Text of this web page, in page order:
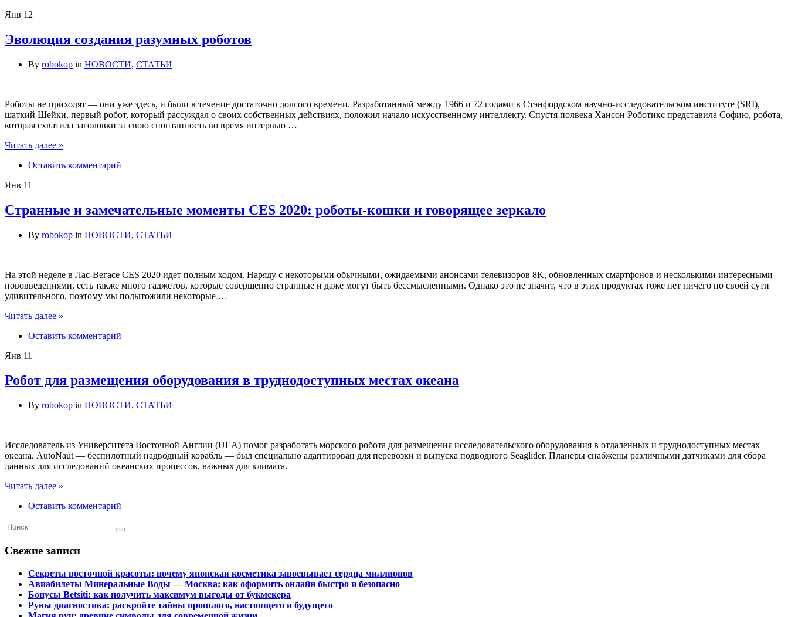
Янв 12
Эволюция создания разумных роботов
By robokop in НОВОСТИ, СТАТЬИ
Роботы не приходят — они уже здесь, и были в течение достаточно долгого времени. Разработанный между 1966 и 72 годами в Стэнфордском научно-исследовательском институте (SRI),
шаткий Шейки, первый робот, который рассуждал о своих собственных действиях, положил начало искусственному интеллекту. Спустя полвека Хансон Роботикс представила Софию, робота,
которая схватила заголовки за свою спонтанность во время интервью …
Читать далее »
Оставить комментарий
Янв 11
Странные и замечательные моменты CES 2020: роботы-кошки и говорящее зеркало
By robokop in НОВОСТИ, СТАТЬИ
На этой неделе в Лас-Вегасе CES 2020 идет полным ходом. Наряду с некоторыми обычными, ожидаемыми анонсами телевизоров 8K, обновленных смартфонов и несколькими интересными
нововведениями, есть также много гаджетов, которые совершенно странные и даже могут быть бессмысленными. Однако это не значит, что в этих продуктах тоже нет ничего по своей сути
удивительного, поэтому мы подытожили некоторые …
Читать далее »
Оставить комментарий
Янв 11
Робот для размещения оборудования в труднодоступных местах океана
By robokop in НОВОСТИ, СТАТЬИ
Исследователь из Университета Восточной Англии (UEA) помог разработать морского робота для размещения исследовательского оборудования в отдаленных и труднодоступных местах
океана. AutoNaut — беспилотный надводный корабль — был специально адаптирован для перевозки и выпуска подводного Seaglider. Планеры снабжены различными датчиками для сбора
данных для исследований океанских процессов, важных для климата.
Читать далее »
Оставить комментарий
Свежие записи
Секреты восточной красоты: почему японская косметика завоевывает сердца миллионов
Авиабилеты Минеральные Воды — Москва: как оформить онлайн быстро и безопасно
Бонусы Betsiti: как получить максимум выгоды от букмекера
Руны диагностика: раскройте тайны прошлого, настоящего и будущего